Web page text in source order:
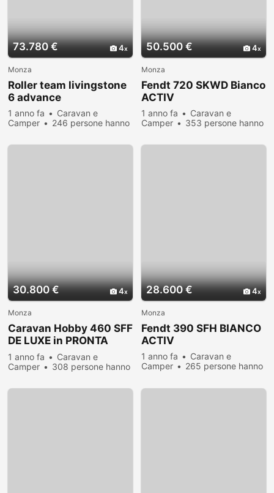
73.780 € 4
Monza
Roller team livingstone
6 advance
1 anno fa
Caravan e
Camper
246 persone hanno
50.500 € 4
Monza
Fendt 720 SKWD Bianco
ACTIV
1 anno fa
Caravan e
Camper
353 persone hanno
30.800 € 4
Monza
Caravan Hobby 460 SFF
DE LUXE in PRONTA
CONSEGNA
1 anno fa
Caravan e
Camper
308 persone hanno
28.600 € 4
Monza
Fendt 390 SFH BIANCO
ACTIV
1 anno fa
Caravan e
Camper
265 persone hanno